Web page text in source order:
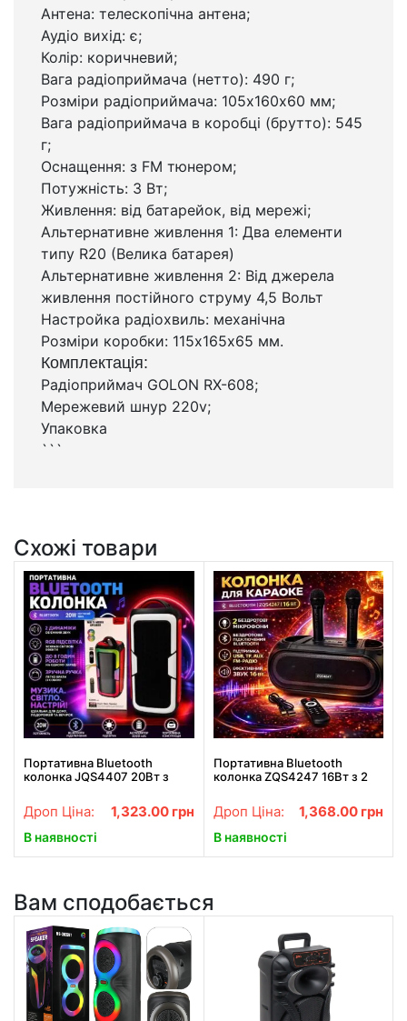
Антена: телескопічна антена;
Аудіо вихід: є;
Колір: коричневий;
Вага радіоприймача (нетто): 490 г;
Розміри радіоприймача: 105х160х60 мм;
Вага радіоприймача в коробці (брутто): 545
г;
Оснащення: з FM тюнером;
Потужність: 3 Вт;
Живлення: від батарейок, від мережі;
Альтернативне живлення 1: Два елементи
типу R20 (Велика батарея)
Альтернативне живлення 2: Від джерела
живлення постійного струму 4,5 Вольт
Настройка радіохвиль: механічна
Розміри коробки: 115х165х65 мм.
Комплектація:
Радіоприймач GOLON RX-608;
Мережевий шнур 220v;
Упаковка
```
Схожі товари
Портативна Bluetooth
колонка JQS4407 20Вт з
динаміками
Дроп Ціна: 1,323.00 грн
В наявності
Портативна Bluetooth
колонка ZQS4247 16Вт з 2
TF FM AUX
Дроп Ціна: 1,368.00 грн
В наявності
Вам сподобається